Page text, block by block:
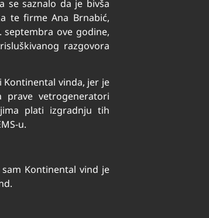
se saznalo da je bivša
te firme Ana Brnabić,
septembra ove godine,
razgovora
Kontinental vinda, jer je
vetrogeneratori
plati izgradnju tih
u.
Kontinental vind je